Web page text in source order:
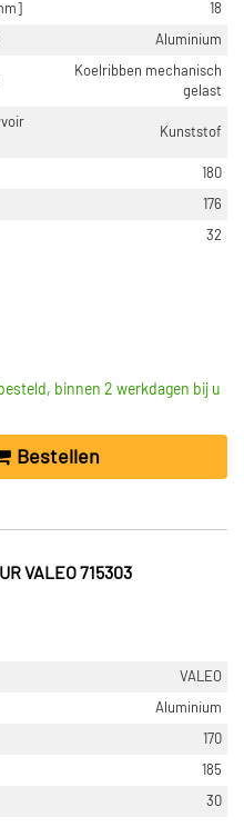
18
Aluminium
Koelribben mechanisch
gelast
Kunststof
180
176
32
binnen 2 werkdagen bij u
Bestellen
VALEO 715303
VALEO
Aluminium
170
185
30